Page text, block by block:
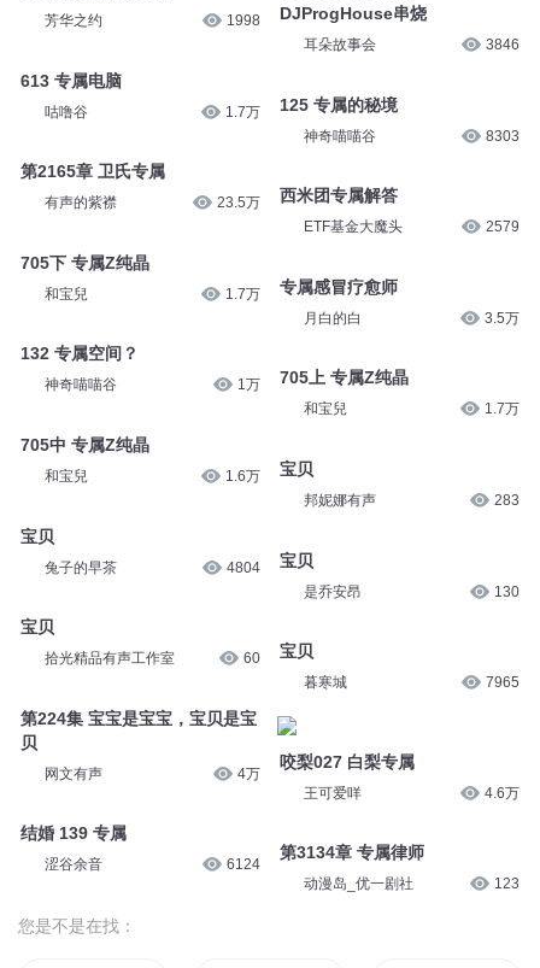
芳华之约 1998
613 专属电脑
咕噜谷 1.7万
第2165章 卫氏专属
有声的紫襟 23.5万
705下 专属Z纯晶
和宝兒 1.7万
132 专属空间？
神奇喵喵谷 1万
705中 专属Z纯晶
和宝兒 1.6万
宝贝
兔子的早茶 4804
宝贝
拾光精品有声工作室 60
第224集 宝宝是宝宝，宝贝是宝
贝
网文有声 4万
结婚 139 专属
涩谷余音 6124
DJProgHouse串烧
耳朵故事会 3846
125 专属的秘境
神奇喵喵谷 8303
西米团专属解答
ETF基金大魔头 2579
专属感冒疗愈师
月白的白 3.5万
705上 专属Z纯晶
和宝兒 1.7万
宝贝
邦妮娜有声 283
宝贝
是乔安昂 130
宝贝
暮寒城 7965
咬梨027 白梨专属
王可爱咩 4.6万
第3134章 专属律师
动漫岛_优一剧社 123
您是不是在找：